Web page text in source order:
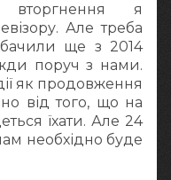
вторгнення я
Але треба
ще з 2014
поруч з нами.
як продовження
від того, що на
їхати. Але 24
необхідно буде